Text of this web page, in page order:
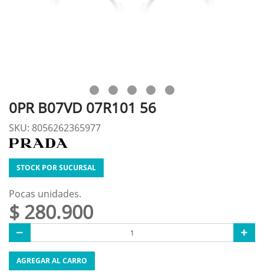
0PR B07VD 07R101 56
SKU: 8056262365977
STOCK POR SUCURSAL
Pocas unidades.
$ 280.900
AGREGAR AL CARRO